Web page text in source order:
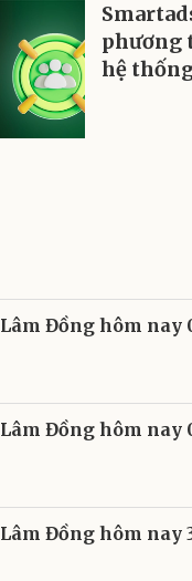
phương
hệ
Lâm Đồng hôm nay
Lâm Đồng hôm nay
Lâm Đồng hôm nay